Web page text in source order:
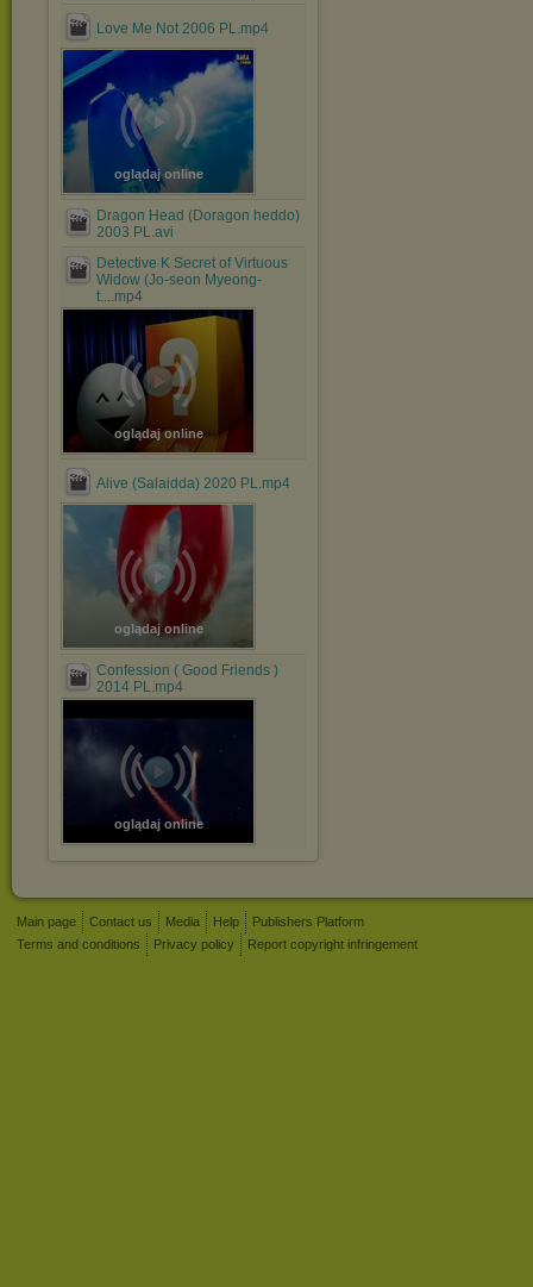
Love Me Not 2006 PL.mp4
oglądaj online
Dragon Head (Doragon heddo)
2003 PL.avi
Detective K Secret of Virtuous
Widow (Jo-seon Myeong-
t....mp4
oglądaj online
Alive (Salaidda) 2020 PL.mp4
oglądaj online
Confession ( Good Friends )
2014 PL.mp4
oglądaj online
Main page Contact us Media Help
Publishers Platform
Terms and conditions
Privacy policy Report copyright infringement